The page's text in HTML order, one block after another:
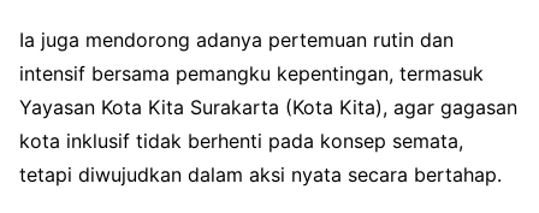
Ia juga mendorong adanya pertemuan rutin dan
intensif bersama pemangku kepentingan, termasuk
Yayasan Kota Kita Surakarta (Kota Kita), agar gagasan
kota inklusif tidak berhenti pada konsep semata,
tetapi diwujudkan dalam aksi nyata secara bertahap.